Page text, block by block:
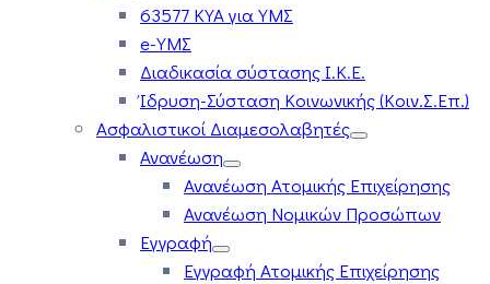
63577 ΚΥΑ για ΥΜΣ
e-ΥΜΣ
Διαδικασία σύστασης Ι.Κ.Ε.
Ίδρυση-Σύσταση Κοινωνικής (Κοιν.Σ.Επ.)
Ασφαλιστικοί Διαμεσολαβητές
Ανανέωση
Ανανέωση Ατομικής Επιχείρησης
Ανανέωση Νομικών Προσώπων
Εγγραφή
Εγγραφή Ατομικής Επιχείρησης